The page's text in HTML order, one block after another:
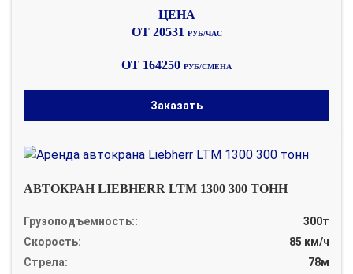
ОТ 20531 РУБ/ЧАС
ОТ 164250 РУБ/СМЕНА
Заказать
АВТОКРАН LIEBHERR LTM 1300 300 ТОНН
Грузоподъемность::
300т
Скорость:
85 км/ч
Стрела:
78м